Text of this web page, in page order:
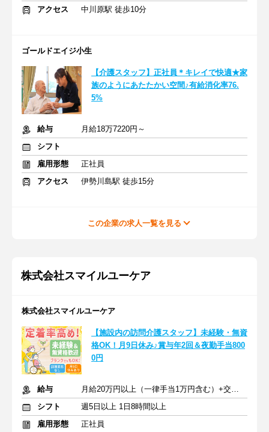
アクセス
中川原駅 徒歩10分
ゴールドエイジ小生
【介護スタッフ】正社員＊キレイで快適★家
族のようにあたたかい空間♪有給消化率76.
5%
給与
月給18万7220円～
シフト
雇用形態
正社員
アクセス
伊勢川島駅 徒歩15分
この企業の求人一覧を見る
株式会社スマイルユーケア
株式会社スマイルユーケア
【施設内の訪問介護スタッフ】未経験・無資
格OK！月9日休み♪賞与年2回＆夜勤手当800
0円
給与
月給20万円以上（一律手当1万円含む）+交通費規定支給
シフト
週5日以上 1日8時間以上
雇用形態
正社員